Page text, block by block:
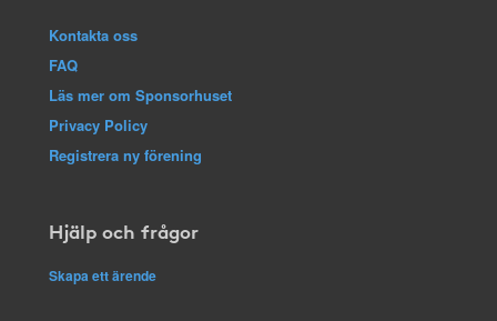
Kontakta oss
FAQ
Läs mer om Sponsorhuset
Privacy Policy
Registrera ny förening
Hjälp och frågor
Skapa ett ärende